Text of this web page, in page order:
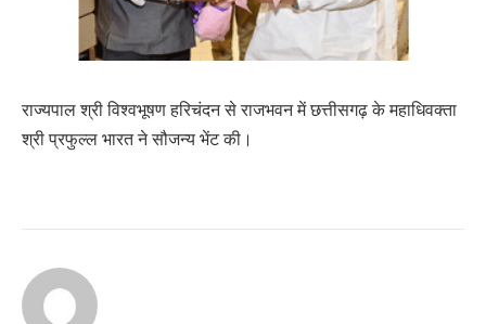
राज्यपाल श्री विश्वभूषण हरिचंदन से राजभवन में छत्तीसगढ़ के महाधिवक्ता
श्री प्रफुल्ल भारत ने सौजन्य भेंट की।